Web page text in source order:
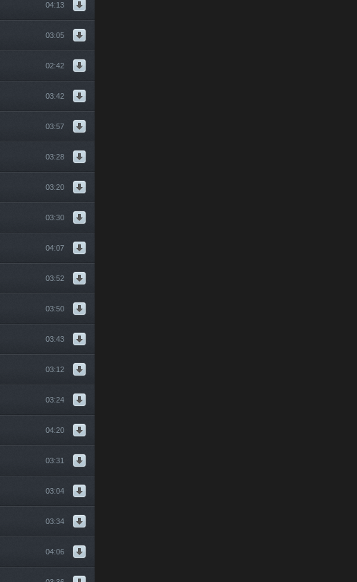
04:13
03:05
02:42
03:42
03:57
03:28
03:20
03:30
04:07
03:52
03:50
03:43
03:12
03:24
04:20
03:31
03:04
03:34
04:06